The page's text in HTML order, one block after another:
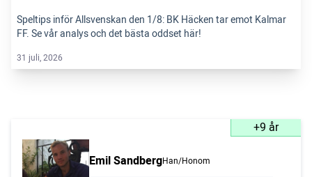
Speltips inför Allsvenskan den 1/8: BK Häcken tar emot Kalmar
FF. Se vår analys och det bästa oddset här!
31 juli, 2026
+9 år
Emil SandbergHan/Honom